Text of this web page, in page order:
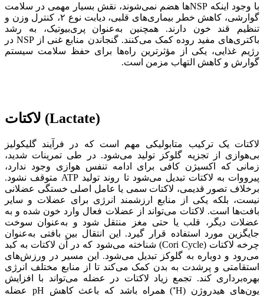
با وجود اینکه NSPها هضم نمی‌شوند، نقش بسیار مهمی در سلامت
گوارشی، کاهش خطر بیماری‌های قلبی، دیابت نوع ۲، کنترل وزن و
تنظیم قند خون دارند. همچنین به‌عنوان پری‌بیوتیک، به رشد
باکتری‌های مفید روده کمک می‌کنند. گنجاندن منابع غنی از NSP در
رژیم غذایی، یکی از مؤثرترین راه‌ها برای حفظ سلامت سیستم
گوارش و کاهش التهاب مزمن است.
لاکتات (Lactate)
لاکتات یک ترکیب متابولیکی مهم است که در فرآیند گلیکولیز
بی‌هوازی از تجزیه گلوکز تولید می‌شود. در طی تمرینات شدید،
زمانی که اکسیژن کافی برای ادامه تنفس هوازی وجود ندارد،
پیرووات به لاکتات تبدیل می‌شود تا روند تولید ATP متوقف نشود.
برخلاف تصور قدیمی، لاکتات سمی یا عامل اصلی خستگی عضلانی
نیست، بلکه یکی از منابع ارزشمند انرژی برای عضلات و سایر
بافت‌ها است. لاکتات می‌تواند از عضلات فعال وارد خون شده و به
عضلات دیگر، قلب یا حتی مغز منتقل شود و به‌عنوان سوخت
جایگزین مورد استفاده قرار گیرد. این انتقال بین بافتی به‌عنوان
چرخه لاکتات (Cori Cycle) شناخته می‌شود که در آن لاکتات به کبد
می‌رود و دوباره به گلوکز تبدیل می‌شود. این مسیر در ورزش‌های
استقامتی و پرشدت به بدن کمک می‌کند تا از منابع مختلف انرژی
بهره‌برداری کند. تجمع زیاد لاکتات در عضله می‌تواند با افزایش
یون‌های هیدروژن (H⁺) همراه باشد که باعث کاهش pH عضله